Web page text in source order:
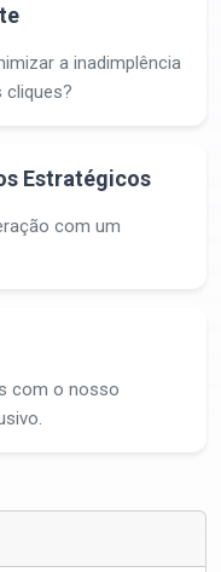
a inadimplência
cliques?
Estratégicos
com um
com o nosso